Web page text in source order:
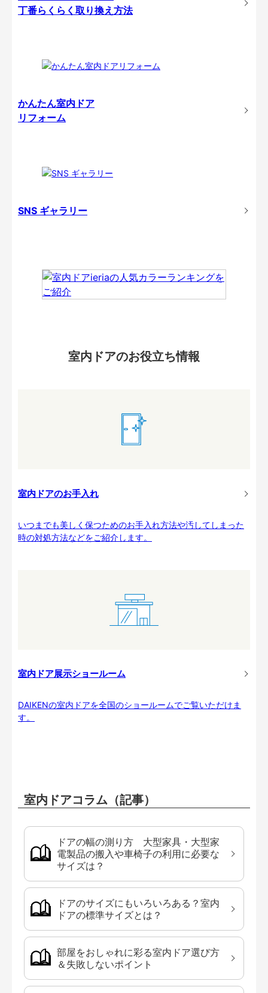
丁番らくらく取り換え方法
かんたん室内ドア
リフォーム
SNS ギャラリー
室内ドアのお役立ち情報
室内ドアのお手入れ
いつまでも美しく保つためのお手入れ方法や汚してしまった
時の対処方法などをご紹介します。
室内ドア展示ショールーム
DAIKENの室内ドアを全国のショールームでご覧いただけま
す。
室内ドアコラム（記事）
ドアの幅の測り方 大型家具・大型家
電製品の搬入や車椅子の利用に必要な
サイズは？
ドアのサイズにもいろいろある？室内
ドアの標準サイズとは？
部屋をおしゃれに彩る室内ドア選び方
＆失敗しないポイント